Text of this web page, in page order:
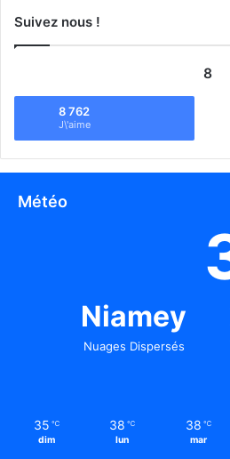
Suivez nous !
8
8 762
J\'aime
Météo
Niamey
Nuages Dispersés
35 ℃
dim
38 ℃
lun
38 ℃
mar